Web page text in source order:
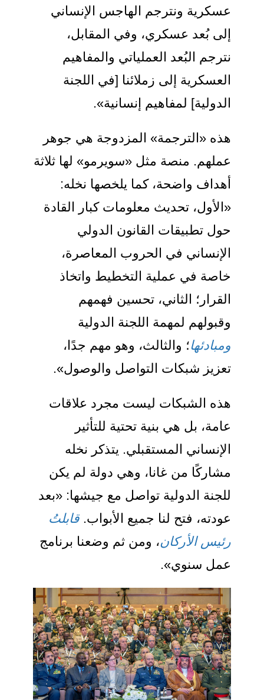
عسكرية ونترجم الهاجس الإنساني
إلى بُعد عسكري، وفي المقابل،
نترجم البُعد العملياتي والمفاهيم
العسكرية إلى زملائنا [في اللجنة
الدولية] لمفاهيم إنسانية».
هذه «الترجمة» المزدوجة هي جوهر
عملهم. منصة مثل «سويرمو» لها ثلاثة
أهداف واضحة، كما يلخصها نخله:
«الأول، تحديث معلومات كبار القادة
حول تطبيقات القانون الدولي
الإنساني في الحروب المعاصرة،
خاصة في عملية التخطيط واتخاذ
القرار؛ الثاني، تحسين فهمهم
وقبولهم لمهمة اللجنة الدولية
ومبادئها؛ والثالث، وهو مهم جدًا،
تعزيز شبكات التواصل والوصول».
هذه الشبكات ليست مجرد علاقات
عامة، بل هي بنية تحتية للتأثير
الإنساني المستقبلي. يتذكر نخله
مشاركًا من غانا، وهي دولة لم يكن
للجنة الدولية تواصل مع جيشها: «بعد
عودته، فتح لنا جميع الأبواب. قابلتُ
رئيس الأركان، ومن ثم وضعنا برنامج
عمل سنوي».